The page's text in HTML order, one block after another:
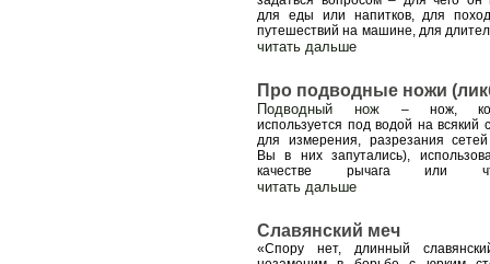
для еды или напитков, для
путешествий на машине, для
читать дальше
Про подводные ножи
Подводный нож – нож,
используется под водой на всякий
для измерения, разрезания
Вы в них запутались),
качестве рычага или
читать дальше
Славянский меч
«Спору нет, длинный